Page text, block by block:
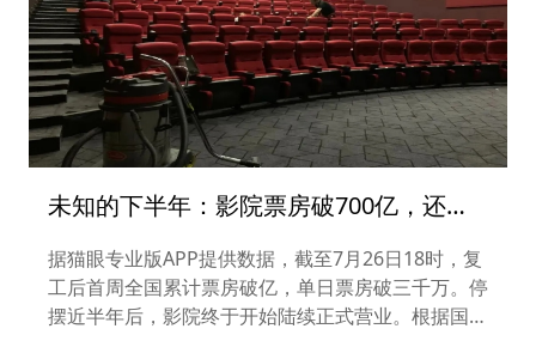
未知的下半年：影院票房破700亿，还有
可能吗？
据猫眼专业版APP提供数据，截至7月26日18时，复
工后首周全国累计票房破亿，单日票房破三千万。停
摆近半年后，影院终于开始陆续正式营业。根据国家